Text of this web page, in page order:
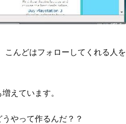
んどはフォローしてくれる人を
えています。
やって作るんだ？？